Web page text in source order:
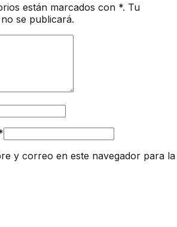
están marcados con *. Tu
se publicará.
y correo en este navegador para la